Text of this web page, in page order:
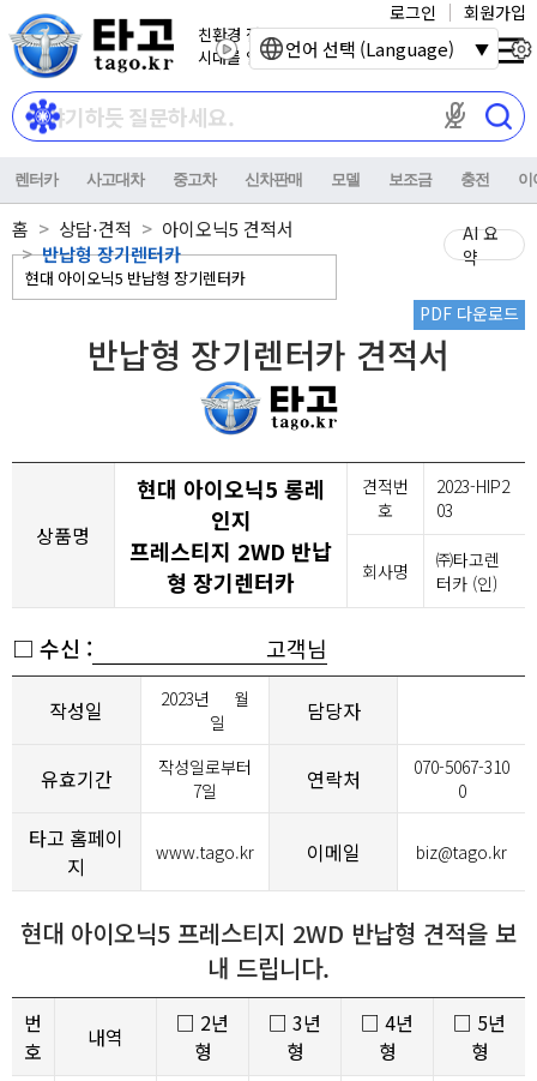
친환경 전기자동차
시대를 열어갑니다.
마이크 권한이
로그인 회원가입
렌터카 사고대차 중고차 신차판매 모델 보조금 충전 이
홈 상담⋅견적
아이오닉5 견적서
반납형 장기렌터카
AI 요
약
PDF 다운로드
반납형 장기렌터카 견적서
상품명
현대 아이오닉5 롱레
인지
프레스티지 2WD 반납
형 장기렌터카
견적번
호
2023-HIP2
03
회사명
㈜타고렌
터카 (인)
□ 수신 : 고객님
작성일 2023년
월
일
담당자
유효기간
작성일로부터
7일
연락처
070-5067-310
0
타고 홈페이
지
www.tago.kr 이메일 biz@tago.kr
현대 아이오닉5 프레스티지 2WD 반납형 견적을 보
내 드립니다.
번
호
내역
□ 2년
형
□ 3년
형
□ 4년
형
□ 5년
형
언어 선택 (Language)